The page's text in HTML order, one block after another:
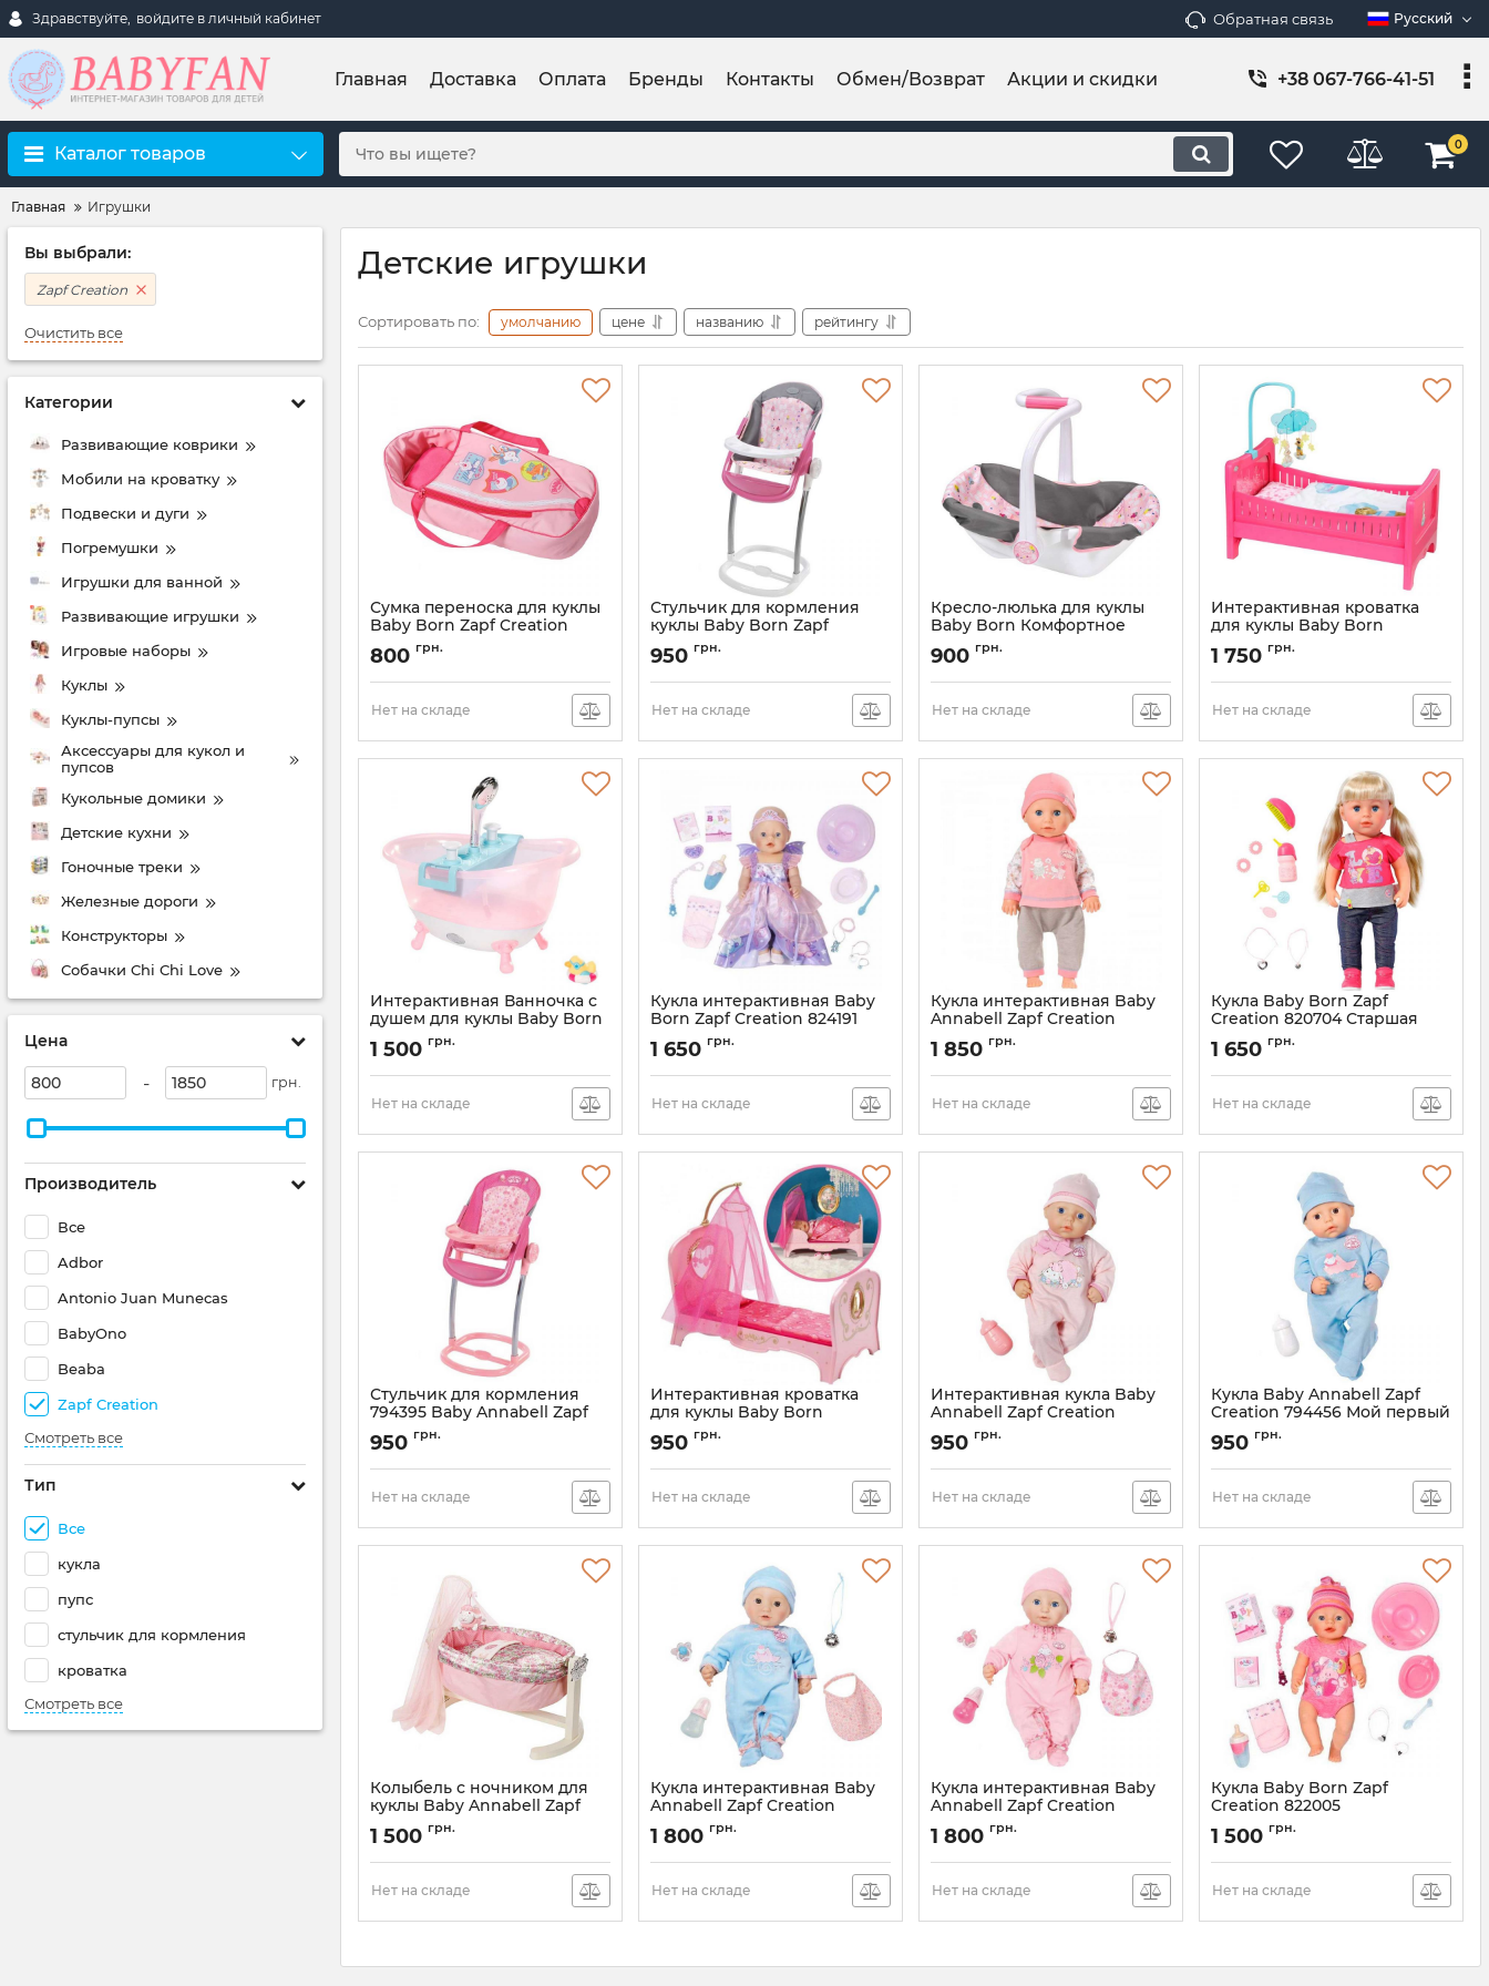
Здравствуйте, войдите в личный кабинет Обратная связь Русский
Главная Доставка Оплата Бренды Контакты Обмен/Возврат Акции и скидки +38 067-766-41-51
Каталог товаров 0
Главная Игрушки
Вы выбрали:
Zapf Creation
Очистить все
Категории
Развивающие коврики
Мобили на кроватку
Подвески и дуги
Погремушки
Игрушки для ванной
Развивающие игрушки
Игровые наборы
Куклы
Куклы-пупсы
Аксессуары для кукол и
пупсов
Кукольные домики
Детские кухни
Гоночные треки
Железные дороги
Конструкторы
Собачки Chi Chi Love
Цена
- грн.
Производитель
Все
Adbor
Antonio Juan Munecas
BabyOno
Beaba
Zapf Creation
Смотреть все
Тип
Все
кукла
пупс
стульчик для кормления
кроватка
Смотреть все
Детские игрушки
Сортировать по: умолчанию цене названию рейтингу
Сумка переноска для куклы
Baby Born Zapf Creation
822203
Артикул:
800 грн.
Нет на складе
Стульчик для кормления
куклы Baby Born Zapf
Creation 822272
Артикул:
950 грн.
Нет на складе
Кресло-люлька для куклы
Baby Born Комфортное
путешествие Zapf Creation
822265
Артикул:822265
900 грн.
Нет на складе
Интерактивная кроватка
для куклы Baby Born
Радужные Сны Zapf Creation
822289
Артикул:822289
1 750 грн.
Нет на складе
Интерактивная Ванночка с
душем для куклы Baby Born
Zapf Creation 822258
Артикул:
1 500 грн.
Нет на складе
Кукла интерактивная Baby
Born Zapf Creation 824191
Артикул:
1 650 грн.
Нет на складе
Кукла интерактивная Baby
Annabell Zapf Creation
700136 Учимся ходить
Артикул:
1 850 грн.
Нет на складе
Кукла Baby Born Zapf
Creation 820704 Старшая
Сестренка
Артикул:
1 650 грн.
Нет на складе
Стульчик для кормления
794395 Baby Annabell Zapf
Creation
Артикул:
950 грн.
Нет на складе
Интерактивная кроватка
для куклы Baby Born
Сладкие Сны Zapf Creation
819562
Артикул:819562
950 грн.
Нет на складе
Интерактивная кукла Baby
Annabell Zapf Creation
794449 Моя первая
малышка
Артикул:794449
950 грн.
Нет на складе
Кукла Baby Annabell Zapf
Creation 794456 Мой первый
малыш
Артикул:
950 грн.
Нет на складе
Колыбель с ночником для
куклы Baby Annabell Zapf
Creation 792865
Артикул:
1 500 грн.
Нет на складе
Кукла интерактивная Baby
Annabell Zapf Creation
794654 с мимикой 43 см
1 800 грн.
Нет на складе
Кукла интерактивная Baby
Annabell Zapf Creation
794401 с мимикой 43 см
1 800 грн.
Нет на складе
Кукла Baby Born Zapf
Creation 822005
Очаровательная малышка
Артикул:
1 500 грн.
Нет на складе